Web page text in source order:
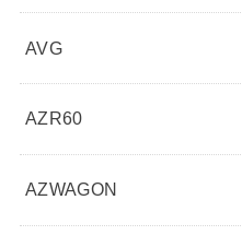
AVG
AZR60
AZWAGON